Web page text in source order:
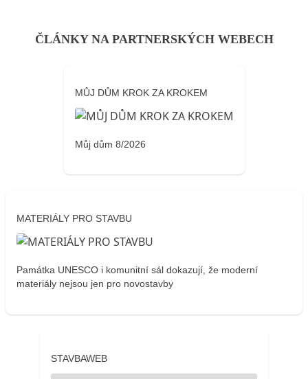
ČLÁNKY NA PARTNERSKÝCH WEBECH
MŮJ DŮM KROK ZA KROKEM
Můj dům 8/2026
MATERIÁLY PRO STAVBU
Památka UNESCO i komunitní sál dokazují, že moderní
materiály nejsou jen pro novostavby
STAVBAWEB